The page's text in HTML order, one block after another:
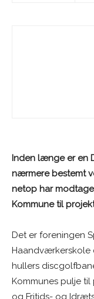
Inden længe er en
nærmere bestemt
netop har
Kommune til
Det er foreningen
Haandværkerskole
hullers
Kommunes pulje